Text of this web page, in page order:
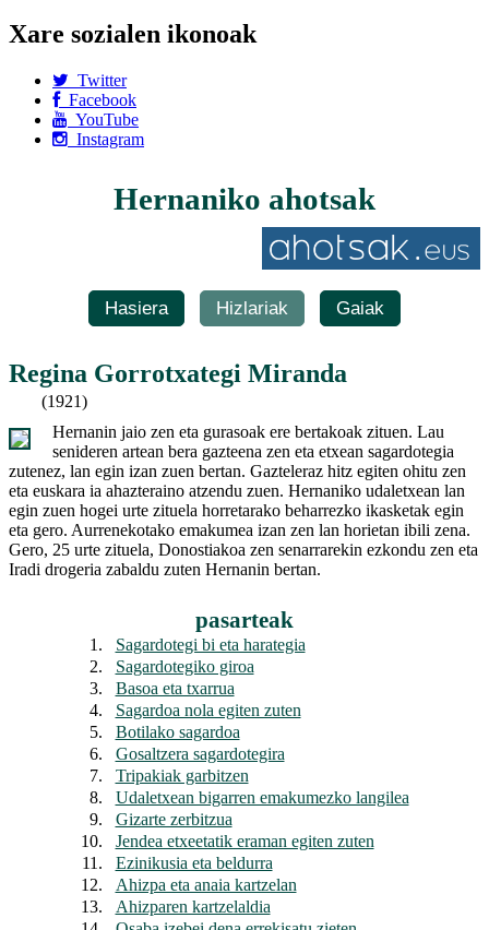
Xare sozialen ikonoak
Twitter
Facebook
YouTube
Instagram
Hernaniko ahotsak
Hasiera Hizlariak Gaiak
Regina Gorrotxategi Miranda
(1921)
Hernanin jaio zen eta gurasoak ere bertakoak zituen. Lau
senideren artean bera gazteena zen eta etxean sagardotegia
zutenez, lan egin izan zuen bertan. Gazteleraz hitz egiten ohitu zen
eta euskara ia ahazteraino atzendu zuen. Hernaniko udaletxean lan
egin zuen hogei urte zituela horretarako beharrezko ikasketak egin
eta gero. Aurrenekotako emakumea izan zen lan horietan ibili zena.
Gero, 25 urte zituela, Donostiakoa zen senarrarekin ezkondu zen eta
Iradi drogeria zabaldu zuten Hernanin bertan.
pasarteak
1.
Sagardotegi bi eta harategia
2.
Sagardotegiko giroa
3.
Basoa eta txarrua
4.
Sagardoa nola egiten zuten
5.
Botilako sagardoa
6.
Gosaltzera sagardotegira
7.
Tripakiak garbitzen
8.
Udaletxean bigarren emakumezko langilea
9.
Gizarte zerbitzua
10.
Jendea etxeetatik eraman egiten zuten
11.
Ezinikusia eta beldurra
12.
Ahizpa eta anaia kartzelan
13.
Ahizparen kartzelaldia